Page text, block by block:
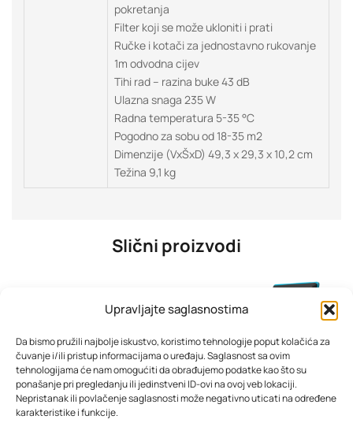
Upravljajte saglasnostima
Da bismo pružili najbolje iskustvo, koristimo tehnologije poput kolačića za
čuvanje i/ili pristup informacijama o uređaju. Saglasnost sa ovim
tehnologijama će nam omogućiti da obrađujemo podatke kao što su
ponašanje pri pregledanju ili jedinstveni ID-ovi na ovoj veb lokaciji.
Nepristanak ili povlačenje saglasnosti može negativno uticati na određene
karakteristike i funkcije.
pokretanja
Filter koji se može ukloniti i prati
Ručke i kotači za jednostavno rukovanje
1m odvodna cijev
Tihi rad – razina buke 43 dB
Ulazna snaga 235 W
Radna temperatura 5-35 °C
Pogodno za sobu od 18-35 m2
Dimenzije (VxŠxD) 49,3 x 29,3 x 10,2 cm
Težina 9,1 kg
Slični proizvodi